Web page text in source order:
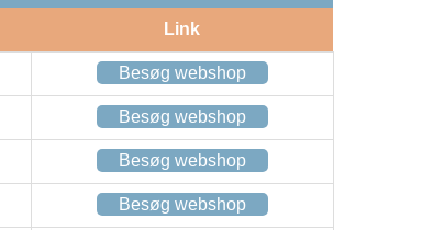
Link
Besøg webshop
Besøg webshop
Besøg webshop
Besøg webshop